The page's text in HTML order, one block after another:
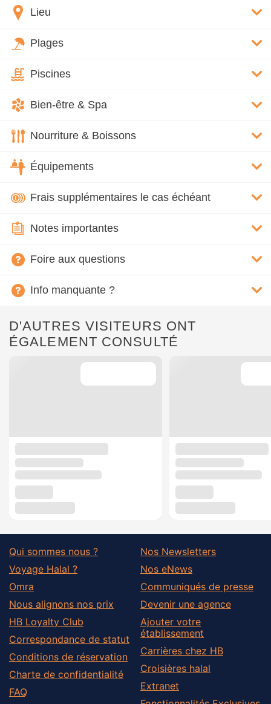
Lieu
Plages
Piscines
Bien-être & Spa
Nourriture & Boissons
Équipements
Frais supplémentaires le cas échéant
Notes importantes
Foire aux questions
Info manquante ?
D'AUTRES VISITEURS ONT
ÉGALEMENT CONSULTÉ
Qui sommes nous ?
Voyage Halal ?
Omra
Nous alignons nos prix
HB Loyalty Club
Correspondance de statut
Conditions de réservation
Charte de confidentialité
FAQ
Nos Newsletters
Nos eNews
Communiqués de presse
Devenir une agence
Ajouter votre
établissement
Carrières chez HB
Croisières halal
Extranet